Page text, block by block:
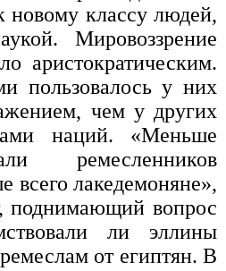
новому классу людей,
Мировоззрение
аристократическим.
пользовалось у них
чем у других
наций. «Меньше
ремес­ленников
всего лакедемоняне»,
поднимающий вопрос
ли эллины
от египтян. В